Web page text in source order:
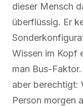
dieser Mensch
überflüssig. Er
Wissen im Kopf
man Bus-
aber berechtigt:
Person morgen